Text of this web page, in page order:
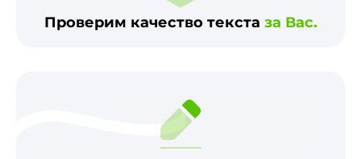
Проверим качество текста за Вас.